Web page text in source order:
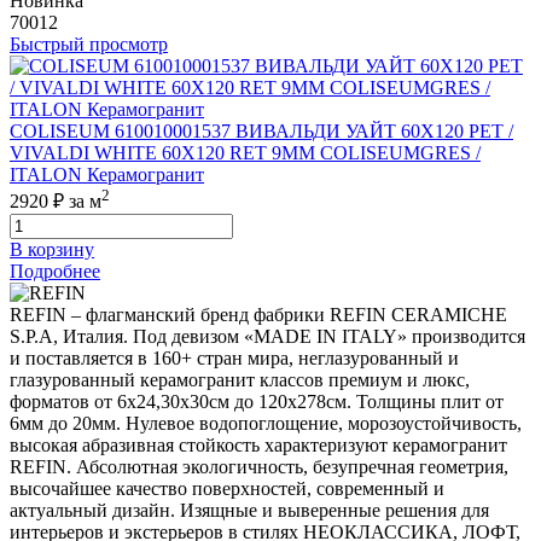
70012
Быстрый просмотр
COLISEUM 610010001537 ВИВАЛЬДИ УАЙТ 60X120 РЕТ /
VIVALDI WHITE 60X120 RET 9MM COLISEUMGRES /
ITALON Керамогранит
2920 ₽ за м2
В корзину
Подробнее
REFIN – флагманский бренд фабрики REFIN CERAMICHE
S.P.A, Италия. Под девизом «MADE IN ITALY» производится
и поставляется в 160+ стран мира, неглазурованный и
глазурованный керамогранит классов премиум и люкс,
форматов от 6х24,30х30см до 120х278см. Толщины плит от
6мм до 20мм. Нулевое водопоглощение, морозоустойчивость,
высокая абразивная стойкость характеризуют керамогранит
REFIN. Абсолютная экологичность, безупречная геометрия,
высочайшее качество поверхностей, современный и
актуальный дизайн. Изящные и выверенные решения для
интерьеров и экстерьеров в стилях НЕОКЛАССИКА, ЛОФТ,